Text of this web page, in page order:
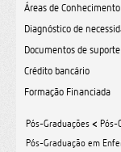
Contactos
Áreas de Conhecimento
Diagnóstico de
Documentos de suporte
Crédito bancário
Formação Financiada
Pós-Graduações < Pós-
Pós-Graduação em